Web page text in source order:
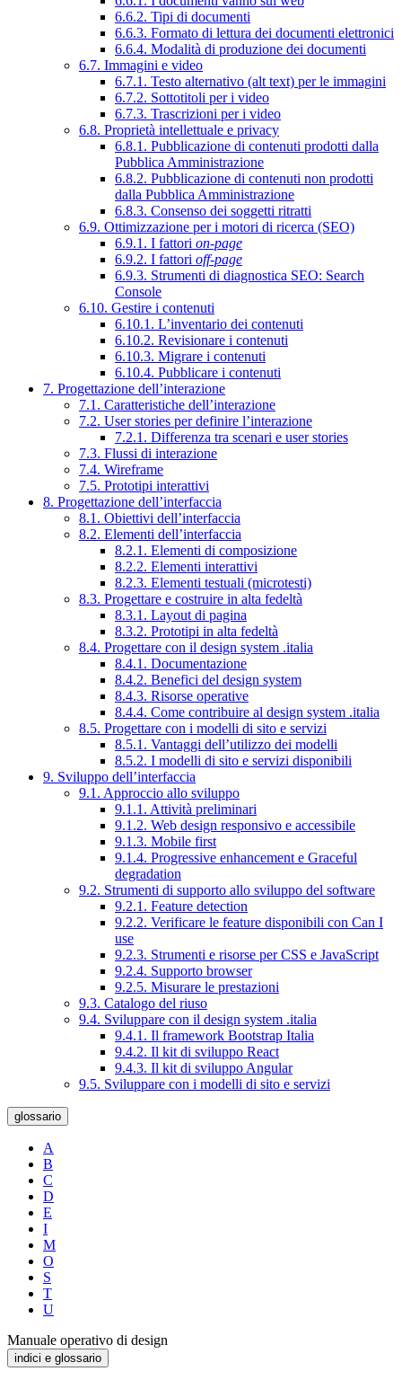
6.6.2. Tipi di documenti
6.6.3. Formato di lettura dei documenti elettronici
6.6.4. Modalità di produzione dei documenti
6.7. Immagini e video
6.7.1. Testo alternativo (alt text) per le immagini
6.7.2. Sottotitoli per i video
6.7.3. Trascrizioni per i video
6.8. Proprietà intellettuale e privacy
6.8.1. Pubblicazione di contenuti prodotti dalla
Pubblica Amministrazione
6.8.2. Pubblicazione di contenuti non prodotti
dalla Pubblica Amministrazione
6.8.3. Consenso dei soggetti ritratti
6.9. Ottimizzazione per i motori di ricerca (SEO)
6.9.1. I fattori on-page
6.9.2. I fattori off-page
6.9.3. Strumenti di diagnostica SEO: Search
Console
6.10. Gestire i contenuti
6.10.1. L’inventario dei contenuti
6.10.2. Revisionare i contenuti
6.10.3. Migrare i contenuti
6.10.4. Pubblicare i contenuti
7. Progettazione dell’interazione
7.1. Caratteristiche dell’interazione
7.2. User stories per definire l’interazione
7.2.1. Differenza tra scenari e user stories
7.3. Flussi di interazione
7.4. Wireframe
7.5. Prototipi interattivi
8. Progettazione dell’interfaccia
8.1. Obiettivi dell’interfaccia
8.2. Elementi dell’interfaccia
8.2.1. Elementi di composizione
8.2.2. Elementi interattivi
8.2.3. Elementi testuali (microtesti)
8.3. Progettare e costruire in alta fedeltà
8.3.1. Layout di pagina
8.3.2. Prototipi in alta fedeltà
8.4. Progettare con il design system .italia
8.4.1. Documentazione
8.4.2. Benefici del design system
8.4.3. Risorse operative
8.4.4. Come contribuire al design system .italia
8.5. Progettare con i modelli di sito e servizi
8.5.1. Vantaggi dell’utilizzo dei modelli
8.5.2. I modelli di sito e servizi disponibili
9. Sviluppo dell’interfaccia
9.1. Approccio allo sviluppo
9.1.1. Attività preliminari
9.1.2. Web design responsivo e accessibile
9.1.3. Mobile first
9.1.4. Progressive enhancement e Graceful
degradation
9.2. Strumenti di supporto allo sviluppo del software
9.2.1. Feature detection
9.2.2. Verificare le feature disponibili con Can I
use
9.2.3. Strumenti e risorse per CSS e JavaScript
9.2.4. Supporto browser
9.2.5. Misurare le prestazioni
9.3. Catalogo del riuso
9.4. Sviluppare con il design system .italia
9.4.1. Il framework Bootstrap Italia
9.4.2. Il kit di sviluppo React
9.4.3. Il kit di sviluppo Angular
9.5. Sviluppare con i modelli di sito e servizi
glossario
A
B
C
D
E
I
M
O
S
T
U
Manuale operativo di design
indici e glossario